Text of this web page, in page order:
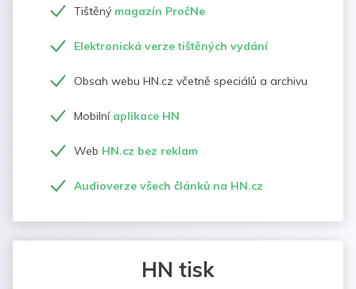
Tištěný magazín PročNe
Elektronická verze tištěných vydání
Obsah webu HN.cz včetně speciálů a archivu
Mobilní aplikace HN
Web HN.cz bez reklam
Audioverze všech článků na HN.cz
HN tisk